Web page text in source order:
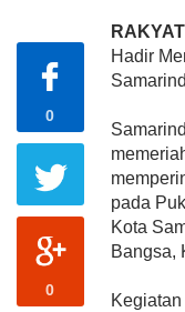
0
0
Hadir
pada
Kota
Bangsa,